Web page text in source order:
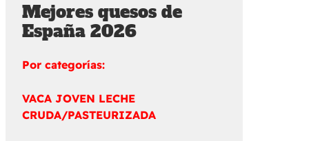
Mejores quesos de
España 2026
Por categorías:
VACA JOVEN LECHE
CRUDA/PASTEURIZADA